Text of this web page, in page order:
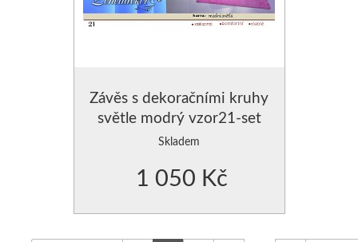
Závěs s dekoračními kruhy
světle modrý vzor21-set
2ks
Skladem
1 050 Kč